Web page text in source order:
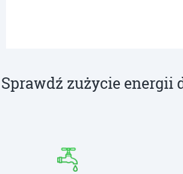
Sprawdź zużycie energii